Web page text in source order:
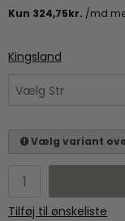
Kingsland
Vælg Str
Vælg variant
Tilføj til ønskeliste